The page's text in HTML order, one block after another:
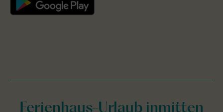
Ferienhaus-Urlaub inmitten